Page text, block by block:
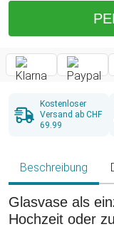
Kostenloser
Versand ab CHF
69.99
Beschreibung
Glasvase als
Hochzeit oder